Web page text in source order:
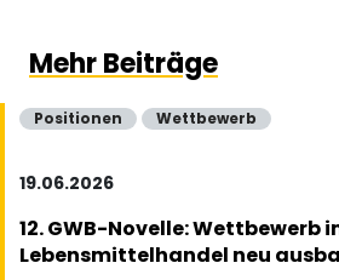
Mehr Beiträge
Positionen Wettbewerb
19.06.2026
12. GWB-Novelle: Wettbewerb
Lebensmittelhandel neu